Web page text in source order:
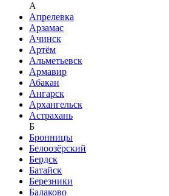
A
Апрелевка
Арзамас
Ачинск
Артём
Альметьевск
Армавир
Абакан
Ангарск
Архангельск
Астрахань
Б
Бронницы
Белоозёрский
Бердск
Батайск
Березники
Балаково